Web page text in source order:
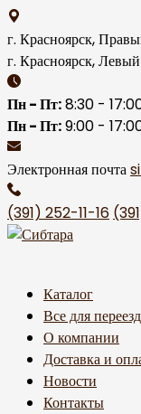
Skip
to
content
г. Красноярск,
г. Красноярск,
Пн - Пт:8:30 -
Пн - Пт:9:00 -
Электронная почта
(391) 252-11-16
Каталог
Все для
О компании
Доставка и
Новости
Контакты